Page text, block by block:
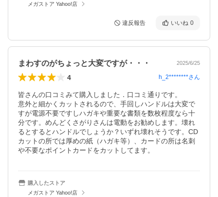
メガストア Yahoo!店
違反報告 いいね 0
まわすのがちょっと大変ですが・・・ 2025/6/25
4 h_2********さん
皆さんの口コミみて購入しました．口コミ通りです。
意外と細かくカットされるので、手回しハンドルは大変で
すが電源不要ですしハガキや重要な書類を数枚程度なら十
分です。めんどくさがりさんは電動をお勧めします。壊れ
るとするとハンドルでしょうか？いずれ壊れそうです。CD
カットの所では厚めの紙（ハガキ等）、カードの所は名刺
や不要なポイントカードをカットしてます。
購入したストア
メガストア Yahoo!店